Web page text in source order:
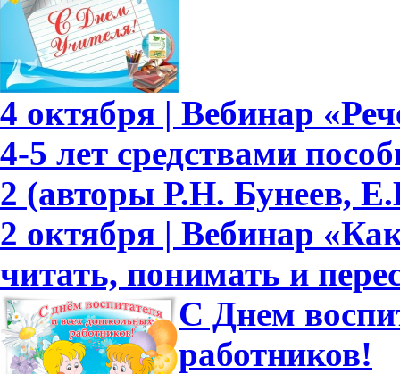
4 октября | Вебинар
4-5 лет средствами
2 (авторы Р.Н. Бунеев,
2 октября | Вебинар
читать, понимать и
С Днем
работников!